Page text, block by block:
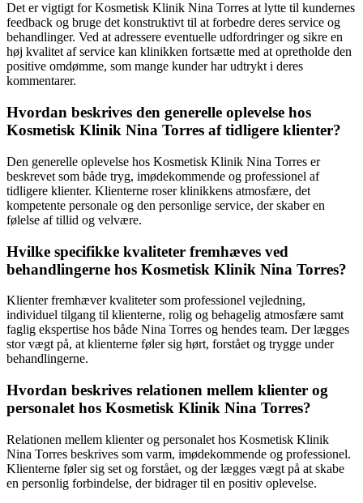
Det er vigtigt for Kosmetisk Klinik Nina Torres at lytte til kundernes
feedback og bruge det konstruktivt til at forbedre deres service og
behandlinger. Ved at adressere eventuelle udfordringer og sikre en
høj kvalitet af service kan klinikken fortsætte med at opretholde den
positive omdømme, som mange kunder har udtrykt i deres
kommentarer.
Hvordan beskrives den generelle oplevelse hos
Kosmetisk Klinik Nina Torres af tidligere klienter?
Den generelle oplevelse hos Kosmetisk Klinik Nina Torres er
beskrevet som både tryg, imødekommende og professionel af
tidligere klienter. Klienterne roser klinikkens atmosfære, det
kompetente personale og den personlige service, der skaber en
følelse af tillid og velvære.
Hvilke specifikke kvaliteter fremhæves ved
behandlingerne hos Kosmetisk Klinik Nina Torres?
Klienter fremhæver kvaliteter som professionel vejledning,
individuel tilgang til klienterne, rolig og behagelig atmosfære samt
faglig ekspertise hos både Nina Torres og hendes team. Der lægges
stor vægt på, at klienterne føler sig hørt, forstået og trygge under
behandlingerne.
Hvordan beskrives relationen mellem klienter og
personalet hos Kosmetisk Klinik Nina Torres?
Relationen mellem klienter og personalet hos Kosmetisk Klinik
Nina Torres beskrives som varm, imødekommende og professionel.
Klienterne føler sig set og forstået, og der lægges vægt på at skabe
en personlig forbindelse, der bidrager til en positiv oplevelse.